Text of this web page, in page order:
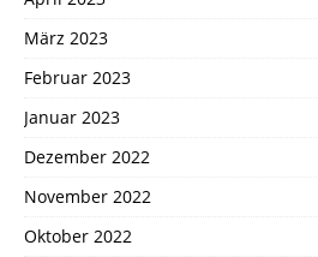
März 2023
Februar 2023
Januar 2023
Dezember 2022
November 2022
Oktober 2022